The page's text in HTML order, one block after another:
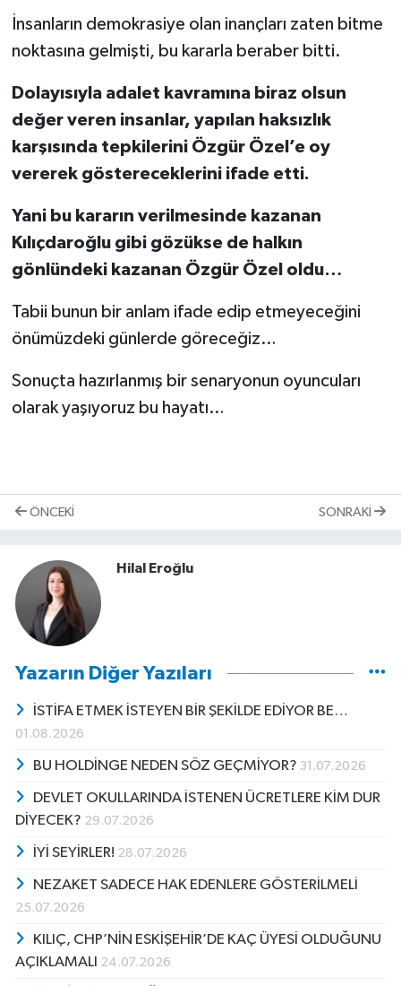
İnsanların demokrasiye olan inançları zaten bitme
noktasına gelmişti, bu kararla beraber bitti.
Dolayısıyla adalet kavramına biraz olsun
değer veren insanlar, yapılan haksızlık
karşısında tepkilerini Özgür Özel’e oy
vererek göstereceklerini ifade etti.
Yani bu kararın verilmesinde kazanan
Kılıçdaroğlu gibi gözükse de halkın
gönlündeki kazanan Özgür Özel oldu…
Tabii bunun bir anlam ifade edip etmeyeceğini
önümüzdeki günlerde göreceğiz…
Sonuçta hazırlanmış bir senaryonun oyuncuları
olarak yaşıyoruz bu hayatı…
ÖNCEKI SONRAKI
Hilal Eroğlu
Yazarın Diğer Yazıları
İSTİFA ETMEK İSTEYEN BİR ŞEKİLDE EDİYOR BE…
01.08.2026
BU HOLDİNGE NEDEN SÖZ GEÇMİYOR? 31.07.2026
DEVLET OKULLARINDA İSTENEN ÜCRETLERE KİM DUR
DİYECEK? 29.07.2026
İYİ SEYİRLER! 28.07.2026
NEZAKET SADECE HAK EDENLERE GÖSTERİLMELİ
25.07.2026
KILIÇ, CHP’NİN ESKİŞEHİR’DE KAÇ ÜYESİ OLDUĞUNU
AÇIKLAMALI 24.07.2026